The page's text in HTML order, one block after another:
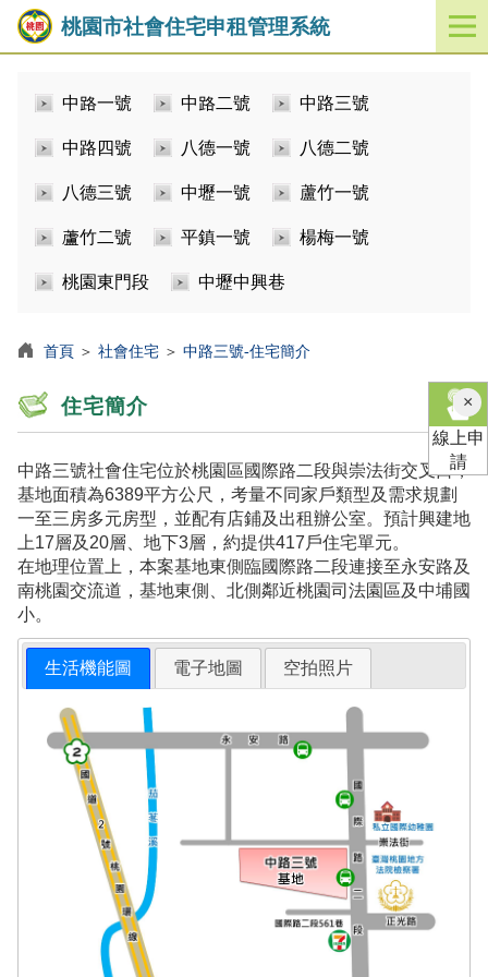
桃園市社會住宅申租管理系統
開
啟
中路一號 中路二號 中路三號
中路四號 八德一號 八德二號
八德三號 中壢一號 蘆竹一號
蘆竹二號 平鎮一號 楊梅一號
桃園東門段 中壢中興巷
首頁 ＞ 社會住宅 ＞ 中路三號-住宅簡介
住宅簡介
中路三號社會住宅位於桃園區國際路二段與崇法街交叉口，
基地面積為6389平方公尺，考量不同家戶類型及需求規劃
一至三房多元房型，並配有店鋪及出租辦公室。預計興建地
上17層及20層、地下3層，約提供417戶住宅單元。
在地理位置上，本案基地東側臨國際路二段連接至永安路及
南桃園交流道，基地東側、北側鄰近桃園司法園區及中埔國
小。
生活機能圖 電子地圖 空拍照片
×關
閉
線上申
請